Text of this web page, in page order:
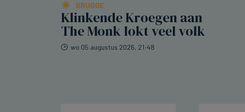
BRUGGE
Klinkende Kroegen aan
The Monk lokt veel volk
wo 05 augustus 2026, 21:48